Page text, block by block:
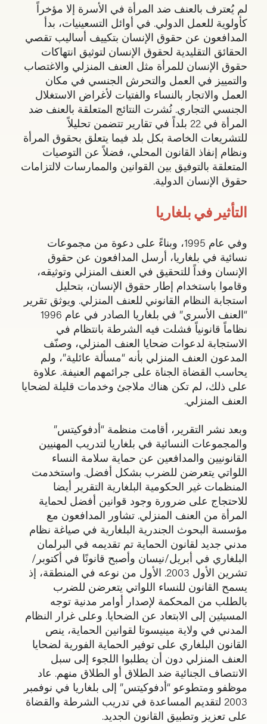
لم يُعترف بالعنف ضد المرأة في الأسرة إلا مؤخراً
كأولوية للعمل الدولي. في أوائل التسعينيات، بدأ
المدافعون عن حقوق الإنسان بتكييف أساليب تقصي
الحقائق التقليدية لحقوق الإنسان لتوثيق انتهاكات
حقوق الإنسان للمرأة مثل العنف المنزلي والاغتصاب
والتمييز في العمل والتحرش الجنسي في مكان
العمل والاتجار بالنساء والفتيات لأغراض الاستغلال
الجنسي التجاري. نُشرت النتائج المتعلقة بالعنف ضد
المرأة في 22 بلداً في تقارير تتضمن تحليلاً
للتشريعات الخاصة بكل بلد فيما يتعلق بحقوق المرأة
ونظام إنفاذ القانون المحلي، فضلاً عن التوصيات
المتعلقة بالتوفيق بين القوانين والممارسات لالتزامات
حقوق الإنسان الدولية.
التأثير في بلغاريا
وفي عام 1995، وبناءً على دعوة من مجموعات
نسائية في بلغاريا، أرسل المدافعون عن حقوق
الإنسان وفداً للتحقيق في العنف المنزلي وتوثيقه،
وقاموا باستخدام إطار حقوق الإنسان، بتحليل
استجابة النظام القانوني للعنف المنزلي. ويوثق تقرير
“العنف الأسري” في بلغاريا الصادر في عام 1996
نظاماً قانونياً فشلت فيه الشرطة بانتظام في
الاستجابة لدعوات ضحايا العنف المنزلي، وصنّف
المدعون العنف المنزلي بأنه “مسألة عائلية”، ولم
يحاسب القضاة الجناة على جرائمهم العنيفة. علاوة
على ذلك، لم تكن هناك ملاجئ وخدمات قليلة لضحايا
العنف المنزلي.
وبعد نشر التقرير، أقامت منظمة “أدفوكيتس”
والمجموعات النسائية في بلغاريا لتدريب المهنيين
القانونيين والمدافعين عن حماية سلامة النساء
اللواتي يتعرضن للضرب بشكل أفضل. واستخدمت
المنظمات غير الحكومية البلغارية التقرير أيضا
للاحتجاج على ضرورة وجود قوانين أفضل لحماية
المرأة من العنف المنزلي. تشاور المدافعون مع
مؤسسة البحوث الجندرية البلغارية في صياغة نظام
مدني جديد لقانون الحماية تم تقديمه في البرلمان
البلغاري في أبريل/نيسان وأصبح قانونًا في أكتوبر/
تشرين الأول 2003. الأول من نوعه في المنطقة، إذ
يسمح القانون للنساء اللواتي يتعرضن للضرب
بالطلب من المحكمة لإصدار أوامر مدنية توجه
المسيئين إلى الابتعاد عن الضحايا. وعلى غرار النظام
المدني في ولاية مينيسوتا لقوانين الحماية، ينص
القانون البلغاري على توفير الحماية الفورية لضحايا
العنف المنزلي دون أن يطلبوا اللجوء إلى سبل
الانتصاف الجنائية ضد الطلاق أو الطلاق منهم. عاد
موظفو ومتطوعو “أدفوكيتس” إلى بلغاريا في نوفمبر
2003 لتقديم المساعدة في تدريب الشرطة والقضاة
على تعزيز وتطبيق القانون الجديد.